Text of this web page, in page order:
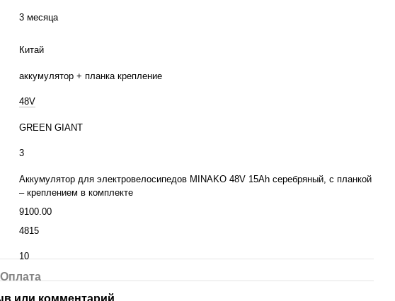
3 месяца
Китай
аккумулятор + планка крепление
48V
GREEN GIANT
3
Аккумулятор для электровелосипедов MINAKO 48V 15Ah серебряный, с планкой
– креплением в комплекте
9100.00
4815
10
Оплата
или комментарий